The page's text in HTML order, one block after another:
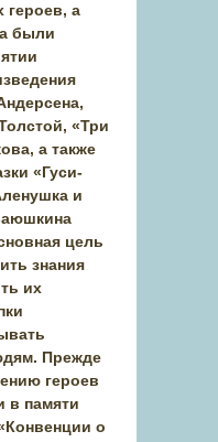
героев, а
были
«Три
а также
«Гуси-
и
цель
знания
их
Прежде
героев
в памяти
о